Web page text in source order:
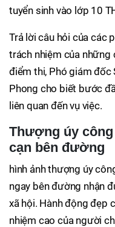
tuyển sinh vào lớp 10
Trả lời câu hỏi của các
trách nhiệm của những
điểm thi, Phó giám đốc
Phong cho biết bước
liên quan đến vụ việc.
Thượng úy
cạn bên đường
hình ảnh thượng úy
ngay bên đường nhận
xã hội. Hành động đẹp
nhiệm cao của người